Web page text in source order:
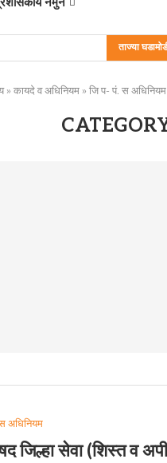
ताज्या
» कायदे व अधिनियम » जि प- पं. स अधिनियम
अधिनियम
जिल्हा सेवा (शिस्त व